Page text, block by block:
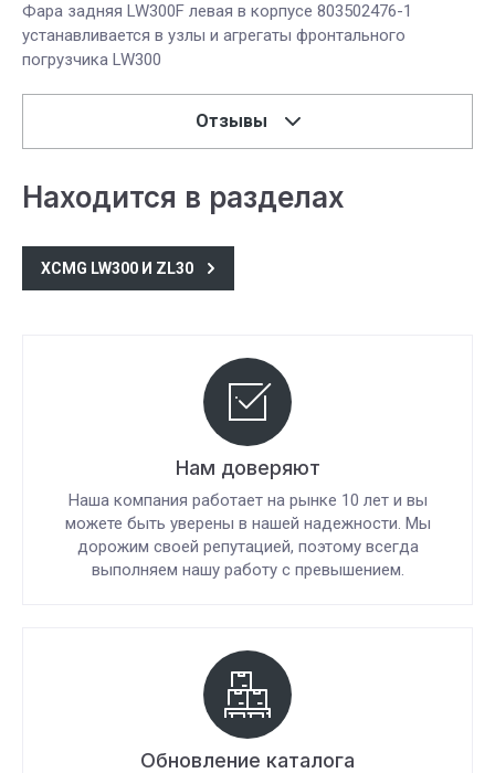
Фара задняя LW300F левая в корпусе 803502476-1
устанавливается в узлы и агрегаты фронтального
погрузчика LW300
Отзывы
Находится в разделах
XCMG LW300 И ZL30
Нам доверяют
Наша компания работает на рынке 10 лет и вы
можете быть уверены в нашей надежности. Мы
дорожим своей репутацией, поэтому всегда
выполняем нашу работу с превышением.
Обновление каталога